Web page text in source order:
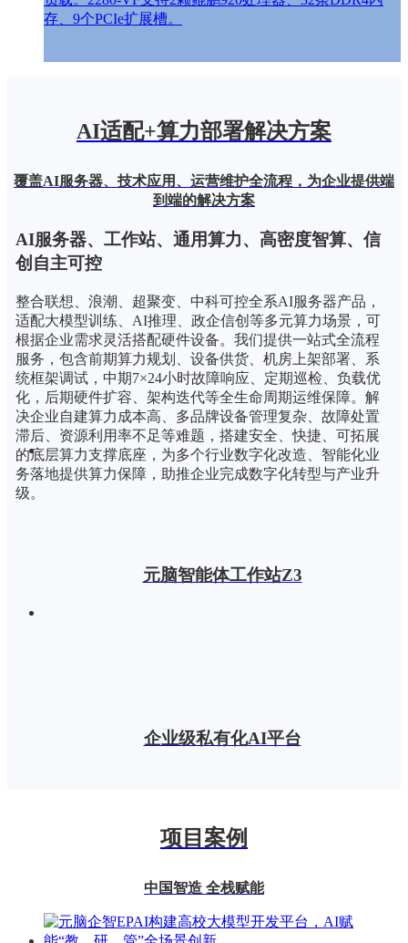
存、9个PCIe扩展槽。
AI适配+算力部署解决方案
覆盖AI服务器、技术应用、运营维护全流程，为企业提供端
到端的解决方案
AI服务器、工作站、 通用算力、高密度智算、信
创自主可控
整合联想、浪潮、超聚变、中科可控全系AI服务器产品，
适配大模型训练、AI推理、政企信创等多元算力场景，可
根据企业需求灵活搭配硬件设备。我们提供一站式全流程
服务，包含前期算力规划、设备供货、机房上架部署、系
统框架调试，中期7×24小时故障响应、定期巡检、负载优
化，后期硬件扩容、架构迭代等全生命周期运维保障。解
决企业自建算力成本高、多品牌设备管理复杂、故障处置
滞后、资源利用率不足等难题，搭建安全、快捷、可拓展
的底层算力支撑底座，为多个行业数字化改造、智能化业
务落地提供算力保障，助推企业完成数字化转型与产业升
级。
元脑智能体工作站Z3
企业级私有化AI平台
项目案例
中国智造 全栈赋能